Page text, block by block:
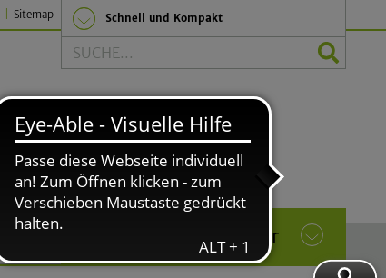
Sitemap Schnell und Kompakt
Suche
Politik und Verwaltung
Das Rathaus in Lindlar (current)